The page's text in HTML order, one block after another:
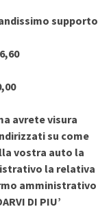
supporto
avrete visura
su come
vostra auto la
la relativa
amministrativo
DI PIU’